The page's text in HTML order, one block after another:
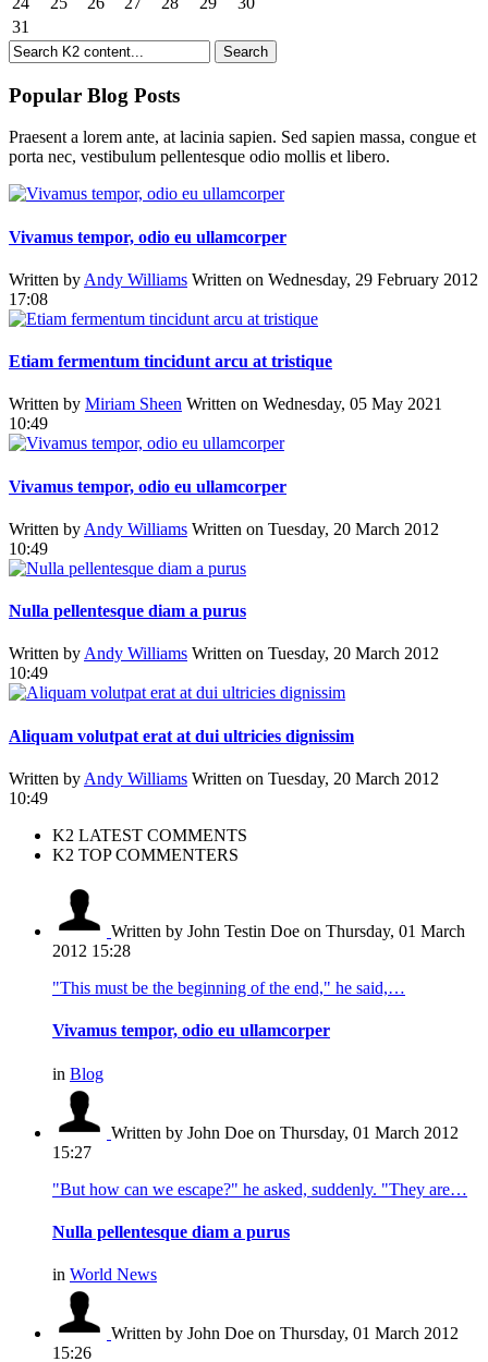
31
Popular Blog Posts
Praesent a lorem ante, at lacinia sapien. Sed sapien massa, congue et
porta nec, vestibulum pellentesque odio mollis et libero.
Vivamus tempor, odio eu ullamcorper
Written by Andy Williams Written on Wednesday, 29 February 2012
17:08
Etiam fermentum tincidunt arcu at tristique
Written by Miriam Sheen Written on Wednesday, 05 May 2021
10:49
Vivamus tempor, odio eu ullamcorper
Written by Andy Williams Written on Tuesday, 20 March 2012
10:49
Nulla pellentesque diam a purus
Written byAndy Williams Written on Tuesday, 20 March 2012
10:49
Aliquam volutpat erat at dui ultricies dignissim
Written by Andy Williams Written on Tuesday, 20 March 2012
10:49
K2 LATEST COMMENTS
K2 TOP COMMENTERS
Written by John Testin Doe on Thursday, 01 March
2012 15:28
"This must be the beginning of the end," he said,…
Vivamus tempor, odio eu ullamcorper
in Blog
Written by John Doe on Thursday, 01 March 2012
15:27
"But how can we escape?" he asked, suddenly. "They are…
Nulla pellentesque diam a purus
in World News
Written by John Doe on Thursday, 01 March 2012
15:26